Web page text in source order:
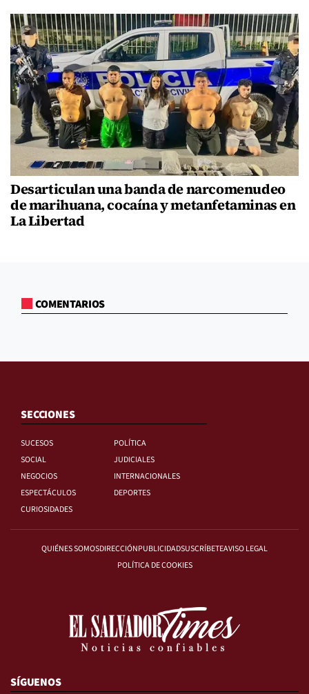
Desarticulan una banda de narcomenudeo
de marihuana, cocaína y metanfetaminas en
La Libertad
COMENTARIOS
SECCIONES
SUCESOS
POLÍTICA
SOCIAL
JUDICIALES
NEGOCIOS
INTERNACIONALES
ESPECTÁCULOS
DEPORTES
CURIOSIDADES
QUIÉNES SOMOSDIRECCIÓNPUBLICIDADSUSCRÍBETEAVISO LEGAL
POLÍTICA DE COOKIES
SÍGUENOS